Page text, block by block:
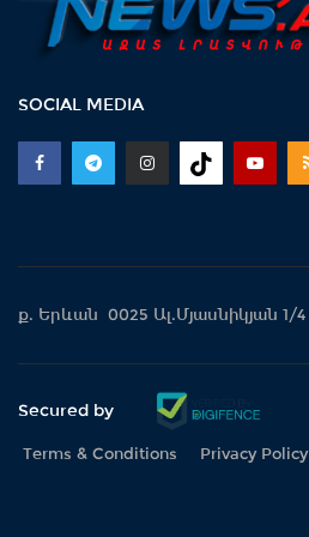
SOCIAL MEDIA
ք. Երևան 0025 Ալ.Մյասնիկյան 1/4
Secured by
Terms & Conditions Privacy Policy